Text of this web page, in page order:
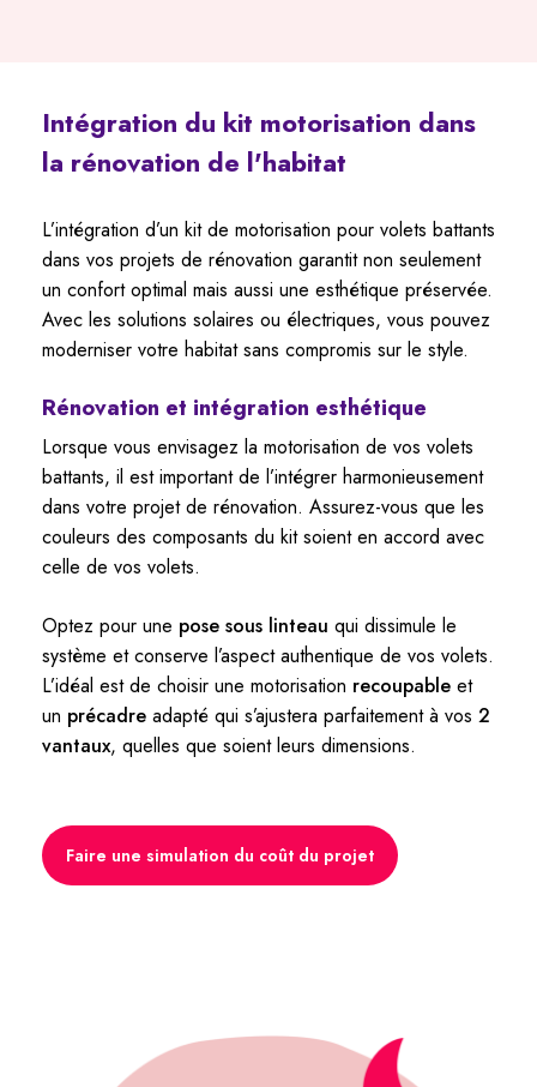
Intégration du kit motorisation dans
la rénovation de l'habitat
L’intégration d’un kit de motorisation pour volets battants
dans vos projets de rénovation garantit non seulement
un confort optimal mais aussi une esthétique préservée.
Avec les solutions solaires ou électriques, vous pouvez
moderniser votre habitat sans compromis sur le style.
Rénovation et intégration esthétique
Lorsque vous envisagez la motorisation de vos volets
battants, il est important de l’intégrer harmonieusement
dans votre projet de rénovation. Assurez-vous que les
couleurs des composants du kit soient en accord avec
celle de vos volets.
Optez pour une pose sous linteau qui dissimule le
système et conserve l’aspect authentique de vos volets.
L’idéal est de choisir une motorisation recoupableet
un précadreadapté qui s’ajustera parfaitement à vos 2
vantaux, quelles que soient leurs dimensions.
Faire une simulation du coût du projet